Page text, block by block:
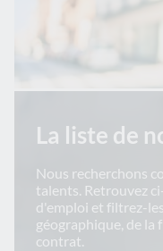
La liste de
Nous recherchons
talents. Retrouvez
d'emploi et filtrez-
géographique, de la
contrat.